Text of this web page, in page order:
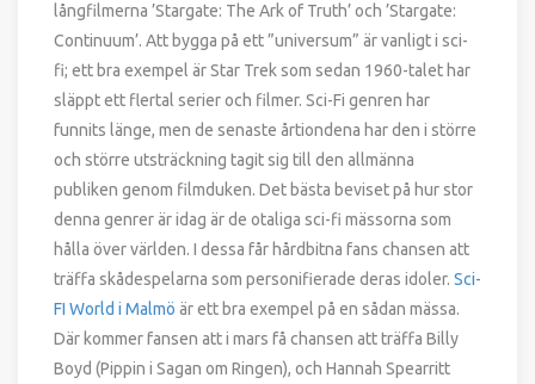
långfilmerna ’Stargate: The Ark of Truth’ och ’Stargate:
Continuum’. Att bygga på ett ”universum” är vanligt i sci-
fi; ett bra exempel är Star Trek som sedan 1960-talet har
släppt ett flertal serier och filmer. Sci-Fi genren har
funnits länge, men de senaste årtiondena har den i större
och större utsträckning tagit sig till den allmänna
publiken genom filmduken. Det bästa beviset på hur stor
denna genrer är idag är de otaliga sci-fi mässorna som
hålla över världen. I dessa får hårdbitna fans chansen att
träffa skådespelarna som personifierade deras idoler. Sci-
FI World i Malmö är ett bra exempel på en sådan mässa.
Där kommer fansen att i mars få chansen att träffa Billy
Boyd (Pippin i Sagan om Ringen), och Hannah Spearritt